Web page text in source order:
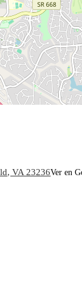
VA 23236Ver en